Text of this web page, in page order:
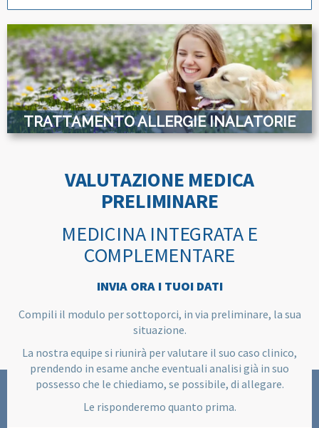
TRATTAMENTO ALLERGIE INALATORIE
VALUTAZIONE MEDICA
PRELIMINARE
MEDICINA INTEGRATA E
COMPLEMENTARE
INVIA ORA I TUOI DATI
Compili il modulo per sottoporci, in via preliminare, la sua
situazione.
La nostra equipe si riunirà per valutare il suo caso clinico,
prendendo in esame anche eventuali analisi già in suo
possesso che le chiediamo, se possibile, di allegare.
Le risponderemo quanto prima.